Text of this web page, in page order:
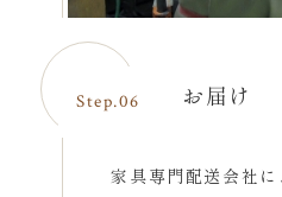
Step.06 お届け
家具専門配送会社